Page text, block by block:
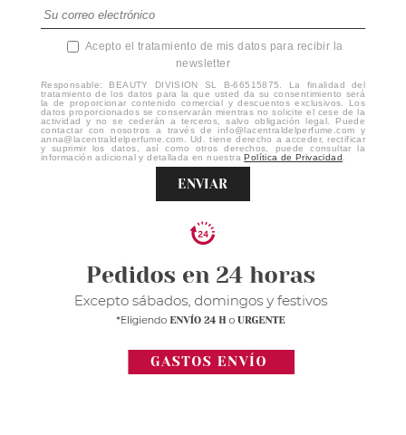
Acepto el tratamiento de mis datos para recibir la
newsletter
Responsable: BEAUTY DIVISION SL B-66515875. La finalidad del
tratamiento de los datos para la que usted da su consentimiento será
la de proporcionar contenido comercial y descuentos exclusivos. Los
datos proporcionados se conservarán mientras no solicite el cese de la
actividad y no se cederán a terceros, salvo obligación legal. Puede
contactar con nosotros a través de info@lacentraldelperfume.com y
anna@lacentraldelperfume.com. Ud. tiene derecho a acceder, rectificar
y suprimir los datos, así como otros derechos, puede consultar la
información adicional y detallada en nuestraPolítica de Privacidad
ENVIAR